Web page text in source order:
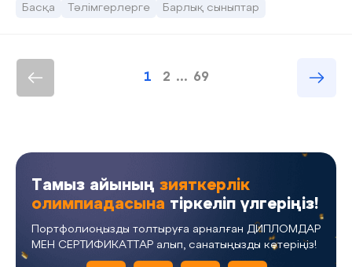
Басқа Тәлімгерлерге Барлық сыныптар
1 2 ... 69
Тамыз айының зияткерлік
олимпиадасына тіркеліп үлгеріңіз!
Портфолиоңызды толтыруға арналған ДИПЛОМДАР
МЕН СЕРТИФИКАТТАР алып, санатыңызды көтеріңіз!